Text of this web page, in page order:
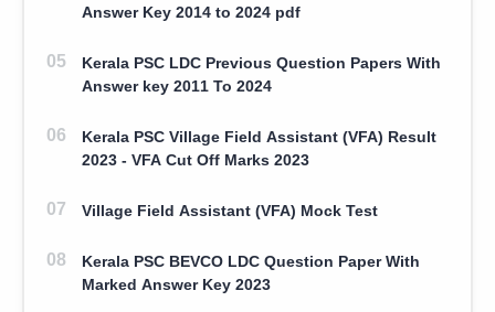
Answer Key 2014 to 2024 pdf
Kerala PSC LDC Previous Question Papers With
Answer key 2011 To 2024
Kerala PSC Village Field Assistant (VFA) Result
2023 - VFA Cut Off Marks 2023
Village Field Assistant (VFA) Mock Test
Kerala PSC BEVCO LDC Question Paper With
Marked Answer Key 2023